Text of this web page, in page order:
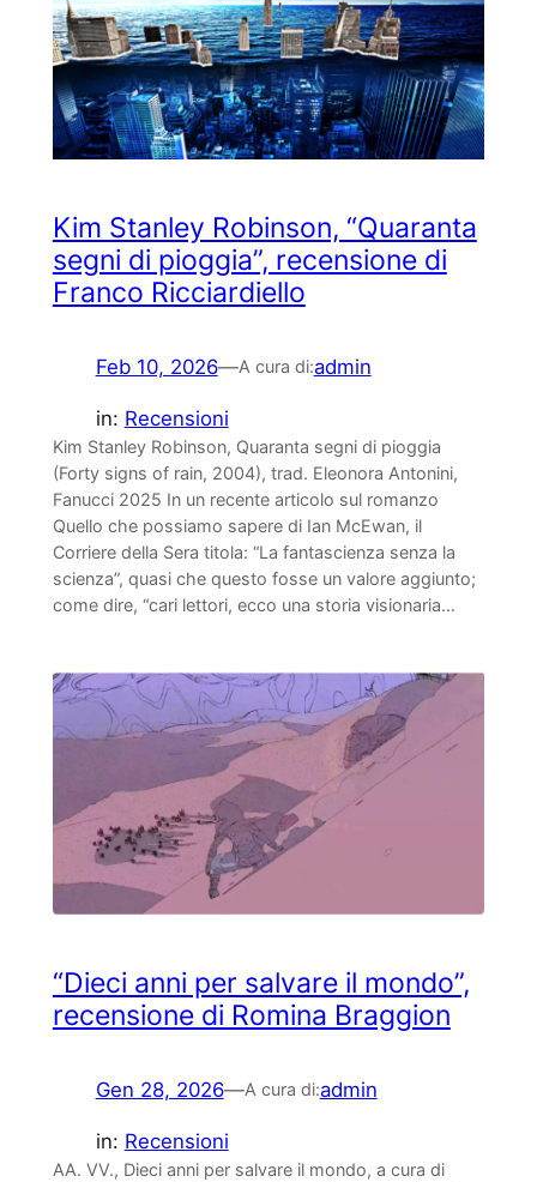
Kim Stanley Robinson, “Quaranta
segni di pioggia”, recensione di
Franco Ricciardiello
Feb 10, 2026—A cura di:admin
in: Recensioni
Kim Stanley Robinson, Quaranta segni di pioggia
(Forty signs of rain, 2004), trad. Eleonora Antonini,
Fanucci 2025 In un recente articolo sul romanzo
Quello che possiamo sapere di Ian McEwan, il
Corriere della Sera titola: “La fantascienza senza la
scienza”, quasi che questo fosse un valore aggiunto;
come dire, “cari lettori, ecco una storia visionaria…
“Dieci anni per salvare il mondo”,
recensione di Romina Braggion
Gen 28, 2026—A cura di:admin
in: Recensioni
AA. VV., Dieci anni per salvare il mondo, a cura di